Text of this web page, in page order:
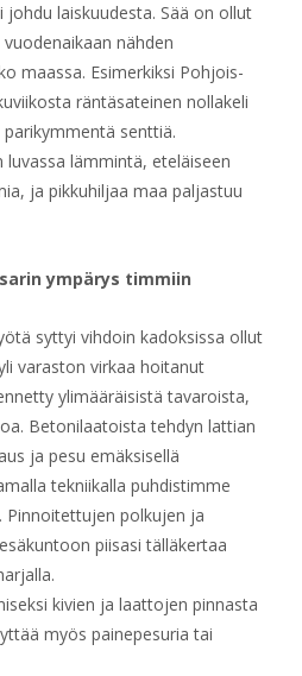
laiskuudesta. Sää on ollut
nähden
maassa. Esimerkiksi Pohjois-
räntäsateinen nollakeli
senttiä.
luvassa lämmintä, eteläiseen
ja pikkuhiljaa maa paljastuu
ympärys timmiin
syttyi vihdoin kadoksissa ollut
varaston virkaa hoitanut
ylimääräisistä tavaroista,
Betonilaatoista tehdyn lattian
ja pesu emäksisellä
tekniikalla puhdistimme
Pinnoitettujen polkujen ja
piisasi tälläkertaa
kivien ja laattojen pinnasta
myös painepesuria tai